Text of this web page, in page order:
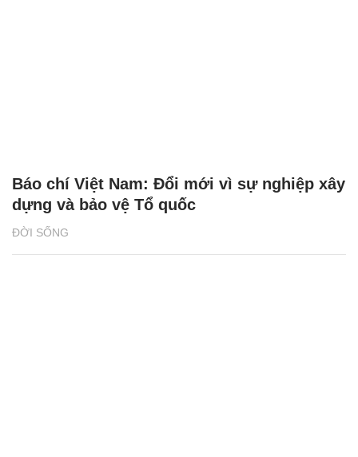
ĐỜI SỐNG
Báo chí Việt Nam: Đổi mới vì sự nghiệp xây
dựng và bảo vệ Tổ quốc